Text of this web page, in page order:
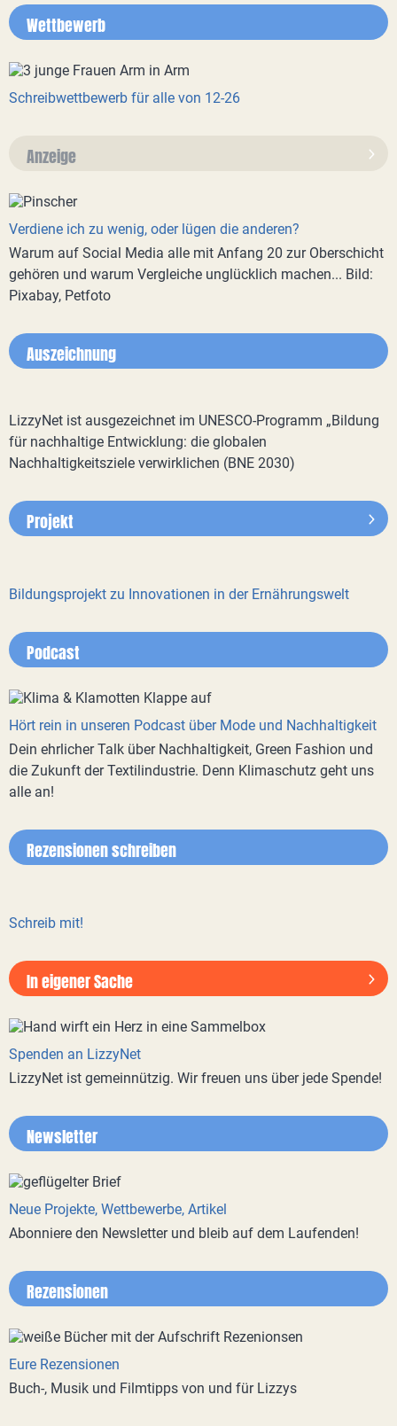
Wettbewerb
Schreibwettbewerb für alle von 12-26
Anzeige
Verdiene ich zu wenig, oder lügen die anderen?
Warum auf Social Media alle mit Anfang 20 zur Oberschicht
gehören und warum Vergleiche unglücklich machen... Bild:
Pixabay, Petfoto
Auszeichnung
LizzyNet ist ausgezeichnet im UNESCO-Programm „Bildung
für nachhaltige Entwicklung: die globalen
Nachhaltigkeitsziele verwirklichen (BNE 2030)
Projekt
Bildungsprojekt zu Innovationen in der Ernährungswelt
Podcast
Hört rein in unseren Podcast über Mode und Nachhaltigkeit
Dein ehrlicher Talk über Nachhaltigkeit, Green Fashion und
die Zukunft der Textilindustrie. Denn Klimaschutz geht uns
alle an!
Rezensionen schreiben
Schreib mit!
In eigener Sache
Spenden an LizzyNet
LizzyNet ist gemeinnützig. Wir freuen uns über jede Spende!
Newsletter
Neue Projekte, Wettbewerbe, Artikel
Abonniere den Newsletter und bleib auf dem Laufenden!
Rezensionen
Eure Rezensionen
Buch-, Musik und Filmtipps von und für Lizzys